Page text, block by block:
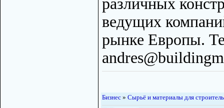
различных
ведущих
рынке Европы.
Бизнес » Сырьё и материалы для